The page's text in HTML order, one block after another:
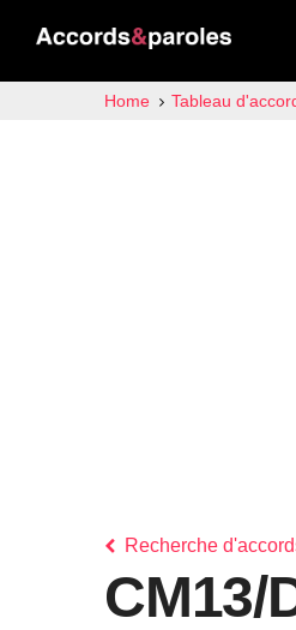
Home Tableau
Recherche
CM13/